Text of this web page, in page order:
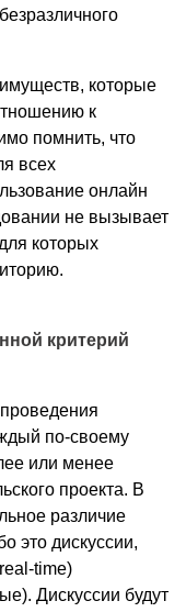
которые
к
помнить, что
всех
онлайн
не вызывает
которых
критерий
по-своему
или менее
проекта. В
различие
это дискуссии,
time)
Дискуссии будут